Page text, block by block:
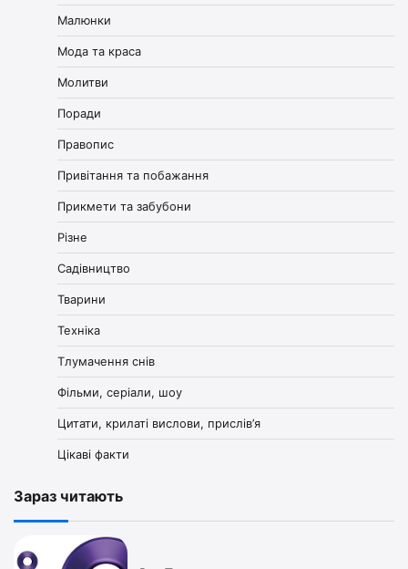
Малюнки
Мода та краса
Молитви
Поради
Правопис
Привітання та побажання
Прикмети та забубони
Різне
Садівництво
Тварини
Техніка
Тлумачення снів
Фільми, серіали, шоу
Цитати, крилаті вислови, прислів’я
Цікаві факти
Зараз читають